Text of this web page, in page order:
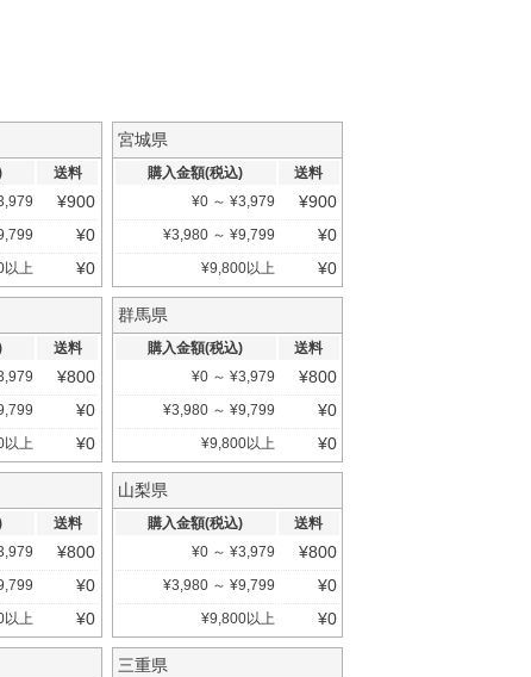
送料
¥900
¥0
以上 ¥0
宮城県
購入金額(税込)
送料
¥0 ～ ¥3,979 ¥900
¥3,980 ～ ¥9,799 ¥0
¥9,800以上 ¥0
送料
¥800
¥0
以上 ¥0
群馬県
購入金額(税込)
送料
¥0 ～ ¥3,979 ¥800
¥3,980 ～ ¥9,799 ¥0
¥9,800以上 ¥0
送料
¥800
¥0
以上 ¥0
山梨県
購入金額(税込)
送料
¥0 ～ ¥3,979 ¥800
¥3,980 ～ ¥9,799 ¥0
¥9,800以上 ¥0
三重県